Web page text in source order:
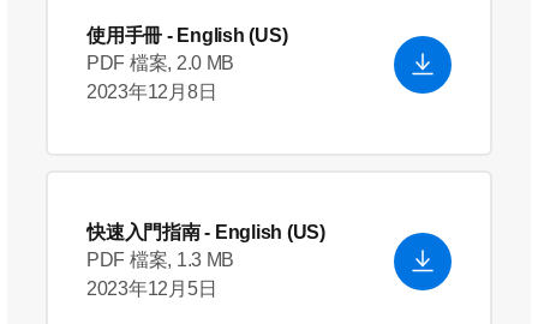
使用手冊 - English (US)
PDF 檔案, 2.0 MB
2023年12月8日
快速入門指南- English (US)
PDF 檔案, 1.3 MB
2023年12月5日